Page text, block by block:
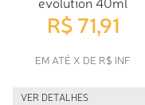
R$ 71,91
EM ATÉ X DE R$ INF
VER DETALHES